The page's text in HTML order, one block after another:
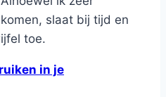
slaat bij tijd en
toe.
in je